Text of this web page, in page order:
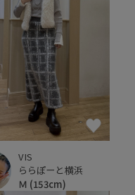
VIS
ららぽーと横浜
Ｍ (153cm)